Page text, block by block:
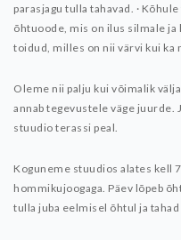
parasjagu tulla tahavad. ·
õhtuoode, mis on ilus silmale ja
toidud, milles on nii värvi kui ka
Oleme nii palju kui võimalik
annab tegevustele väge juurde.
stuudio terassi peal.
Koguneme stuudios alates kell
hommikujoogaga. Päev lõpeb
tulla juba eelmisel õhtul ja